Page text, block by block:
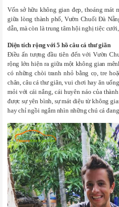
Vốn sở hữu không gian đẹp, thoáng mát
giữa lòng thành phố, Vườn Chuối Đà
dẫn, mà còn là trung tâm hội nghị tiệc
Diện tích rộng với 5 hồ câu cá thư giãn
Điều ấn tượng đầu tiên đến với Vườn
rộng lớn hiện ra giữa một không gian
có những chòi tranh nhỏ bằng cọ, tre
chân, câu cá thư giãn, vui chơi hay ăn
mỏi với cái nắng, cái huyên náo của
được sự yên bình, sự mát diệu từ không
hay chỉ ngồi ngắm nhìn những chú cá